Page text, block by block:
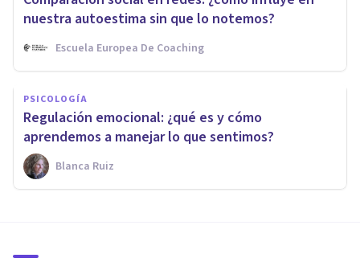
nuestra autoestima sin que lo notemos?
Escuela Europea De Coaching
PSICOLOGÍA
Regulación emocional: ¿qué es y cómo
aprendemos a manejar lo que sentimos?
Blanca Ruiz